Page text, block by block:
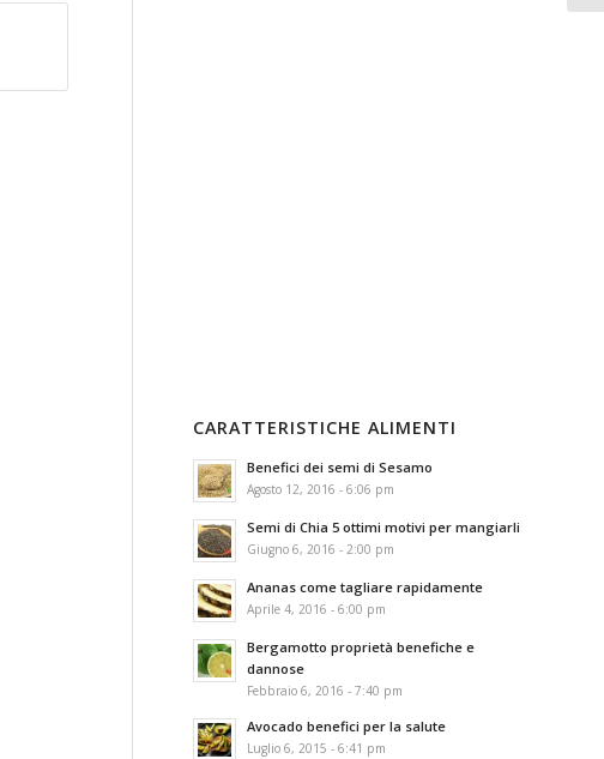
CARATTERISTICHE ALIMENTI
Benefici dei semi di Sesamo
Agosto 12, 2016 - 6:06 pm
Semi di Chia 5 ottimi motivi per mangiarli
Giugno 6, 2016 - 2:00 pm
Ananas come tagliare rapidamente
Aprile 4, 2016 - 6:00 pm
Bergamotto proprietà benefiche e
dannose
Febbraio 6, 2016 - 7:40 pm
Avocado benefici per la salute
Luglio 6, 2015 - 6:41 pm